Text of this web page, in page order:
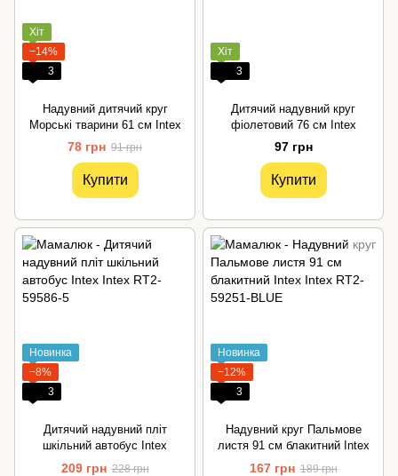
Хіт
−14%
3
Надувний дитячий круг
Морські тварини 61 см Intex
78 грн 91 грн
Купити
Хіт
3
Дитячий надувний круг
фіолетовий 76 см Intex
97 грн
Купити
Новинка
−8%
3
Дитячий надувний пліт
шкільний автобус Intex
209 грн 228 грн
Новинка
−12%
3
Надувний круг Пальмове
листя 91 см блакитний Intex
167 грн 189 грн